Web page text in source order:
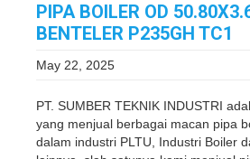
PIPA BOILER OD
BENTELER P235GH TC1
May 22, 2025
PT. SUMBER TEKNIK INDUSTRI
yang menjual berbagai macan pipa
dalam industri PLTU, Industri Boiler